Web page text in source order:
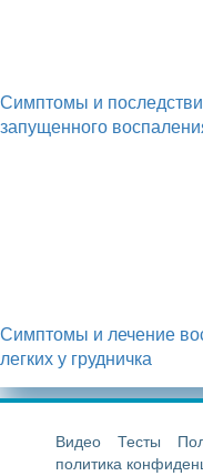
Симптомы и
запущенного
Симптомы и лечение
легких у грудничка
Видео Тесты
политика